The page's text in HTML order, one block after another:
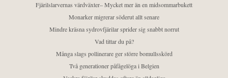
Fjärilslarvernas värdväxter– Mycket mer än en midsommarbukett
Monarker migrerar söderut allt senare
Mindre kräsna sydrovfjärilar sprider sig snabbt norrut
Vad tittar du på?
Många slags pollinerare ger större bomullsskörd
Två generationer påfågelöga i Belgien